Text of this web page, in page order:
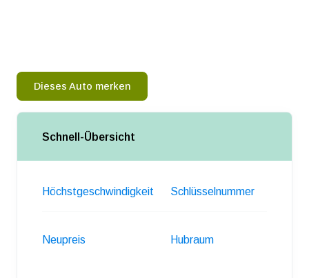
Dieses Auto merken
Schnell-Übersicht
Höchstgeschwindigkeit Schlüsselnummer
Neupreis Hubraum